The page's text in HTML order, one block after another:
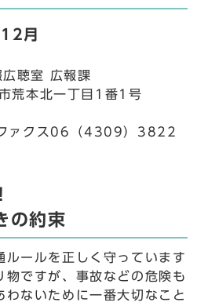
月
聴室 広報課
本北一丁目1番1号
クス06（4309）3822
の約束
ルールを正しく守っています
物ですが、事故などの危険も
わないために一番大切なこと